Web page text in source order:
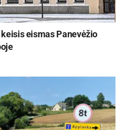
Lukošiškės sentikių religinė
rūpinasi cerkvės išsaugojimu
erdvės džiugina nuo pirmųjų
jau pasirašyta
plėtros
eismas Panevėžio